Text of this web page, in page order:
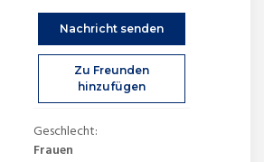
Nachricht senden
Zu Freunden
hinzufügen
Geschlecht:
Frauen